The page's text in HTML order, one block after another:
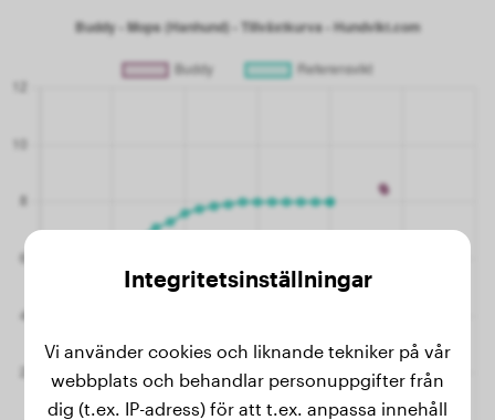
Integritetsinställningar
Vi använder cookies och liknande tekniker på vår
webbplats och behandlar personuppgifter från
dig (t.ex. IP-adress) för att t.ex. anpassa innehåll